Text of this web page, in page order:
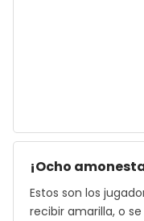
¡Ocho
Estos son los
recibir amarilla, o